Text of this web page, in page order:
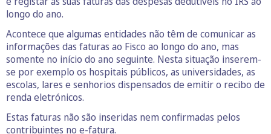
longo do ano.
Acontece que algumas entidades não têm de comunicar as
informações das faturas ao Fisco ao longo do ano, mas
somente no início do ano seguinte. Nesta situação inserem-
se por exemplo os hospitais públicos, as universidades, as
escolas, lares e senhorios dispensados de emitir o recibo de
renda eletrónicos.
Estas faturas não são inseridas nem confirmadas pelos
contribuintes no e-fatura.